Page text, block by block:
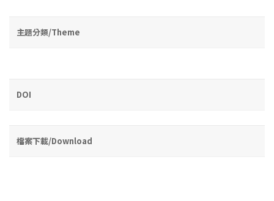
主題分類/Theme
DOI
檔案下載/Download